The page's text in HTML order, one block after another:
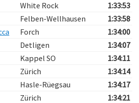
White Rock
1:33:53
Felben-Wellhausen
1:33:58
Forch
1:34:00
Detligen
1:34:07
Kappel SO
1:34:11
Zürich
1:34:14
Hasle-Rüegsau
1:34:17
Zürich
1:34:21